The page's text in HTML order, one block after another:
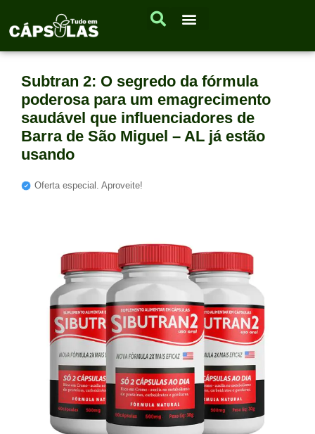
Subtran 2: O segredo da fórmula
poderosa para um emagrecimento
saudável que influenciadores de
Barra de São Miguel – AL já estão
usando
Oferta especial. Aproveite!